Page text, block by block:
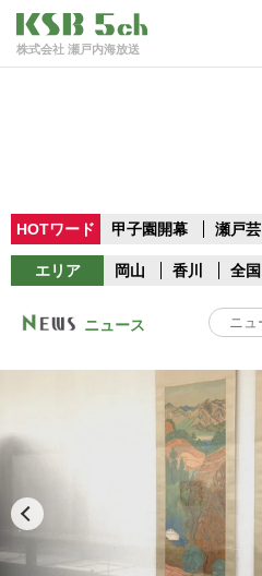
株式会社 瀬戸内海放送
HOTワード 甲子園開幕 瀬戸芸
エリア 岡山 香川 全国
ニュース